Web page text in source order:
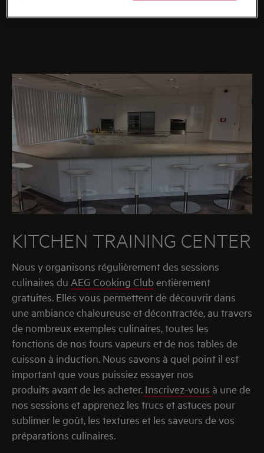
KITCHEN TRAINING CENTER
Nous y organisons régulièrement des sessions
culinaires du AEG Cooking Clubentièrement
gratuites. Elles vous permettent de découvrir dans
une ambiance chaleureuse et décontractée, au travers
de nombreux exemples culinaires, toutes les
fonctions de nos fours vapeurs et de nos tables de
cuisson à induction. Nous savons à quel point il est
important que vous puissiez essayer nos
produits avant de les acheter. Inscrivez-vous à une de
nos sessions et apprenez les trucs et astuces pour
sublimer le goût, les textures et les saveurs de vos
préparations culinaires.